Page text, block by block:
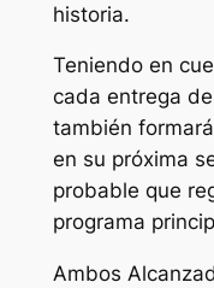
historia.
Teniendo en
cada entrega
también
en su próxima
probable que
programa
Ambos